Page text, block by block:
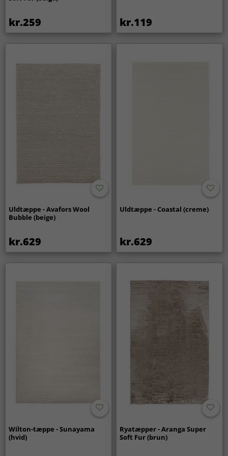
kr.259 kr.119
Uldtæppe - Avafors Wool
Bubble (beige)
kr.629
Uldtæppe - Coastal (creme)
kr.629
Wilton-tæppe - Sunayama
(hvid)
Ryatæpper - Aranga Super
Soft Fur (brun)